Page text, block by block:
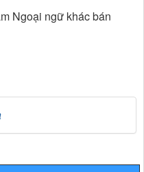
Ngoại ngữ khác bán